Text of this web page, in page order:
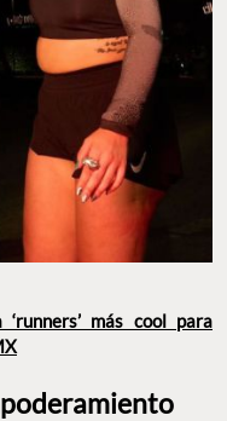
más cool para